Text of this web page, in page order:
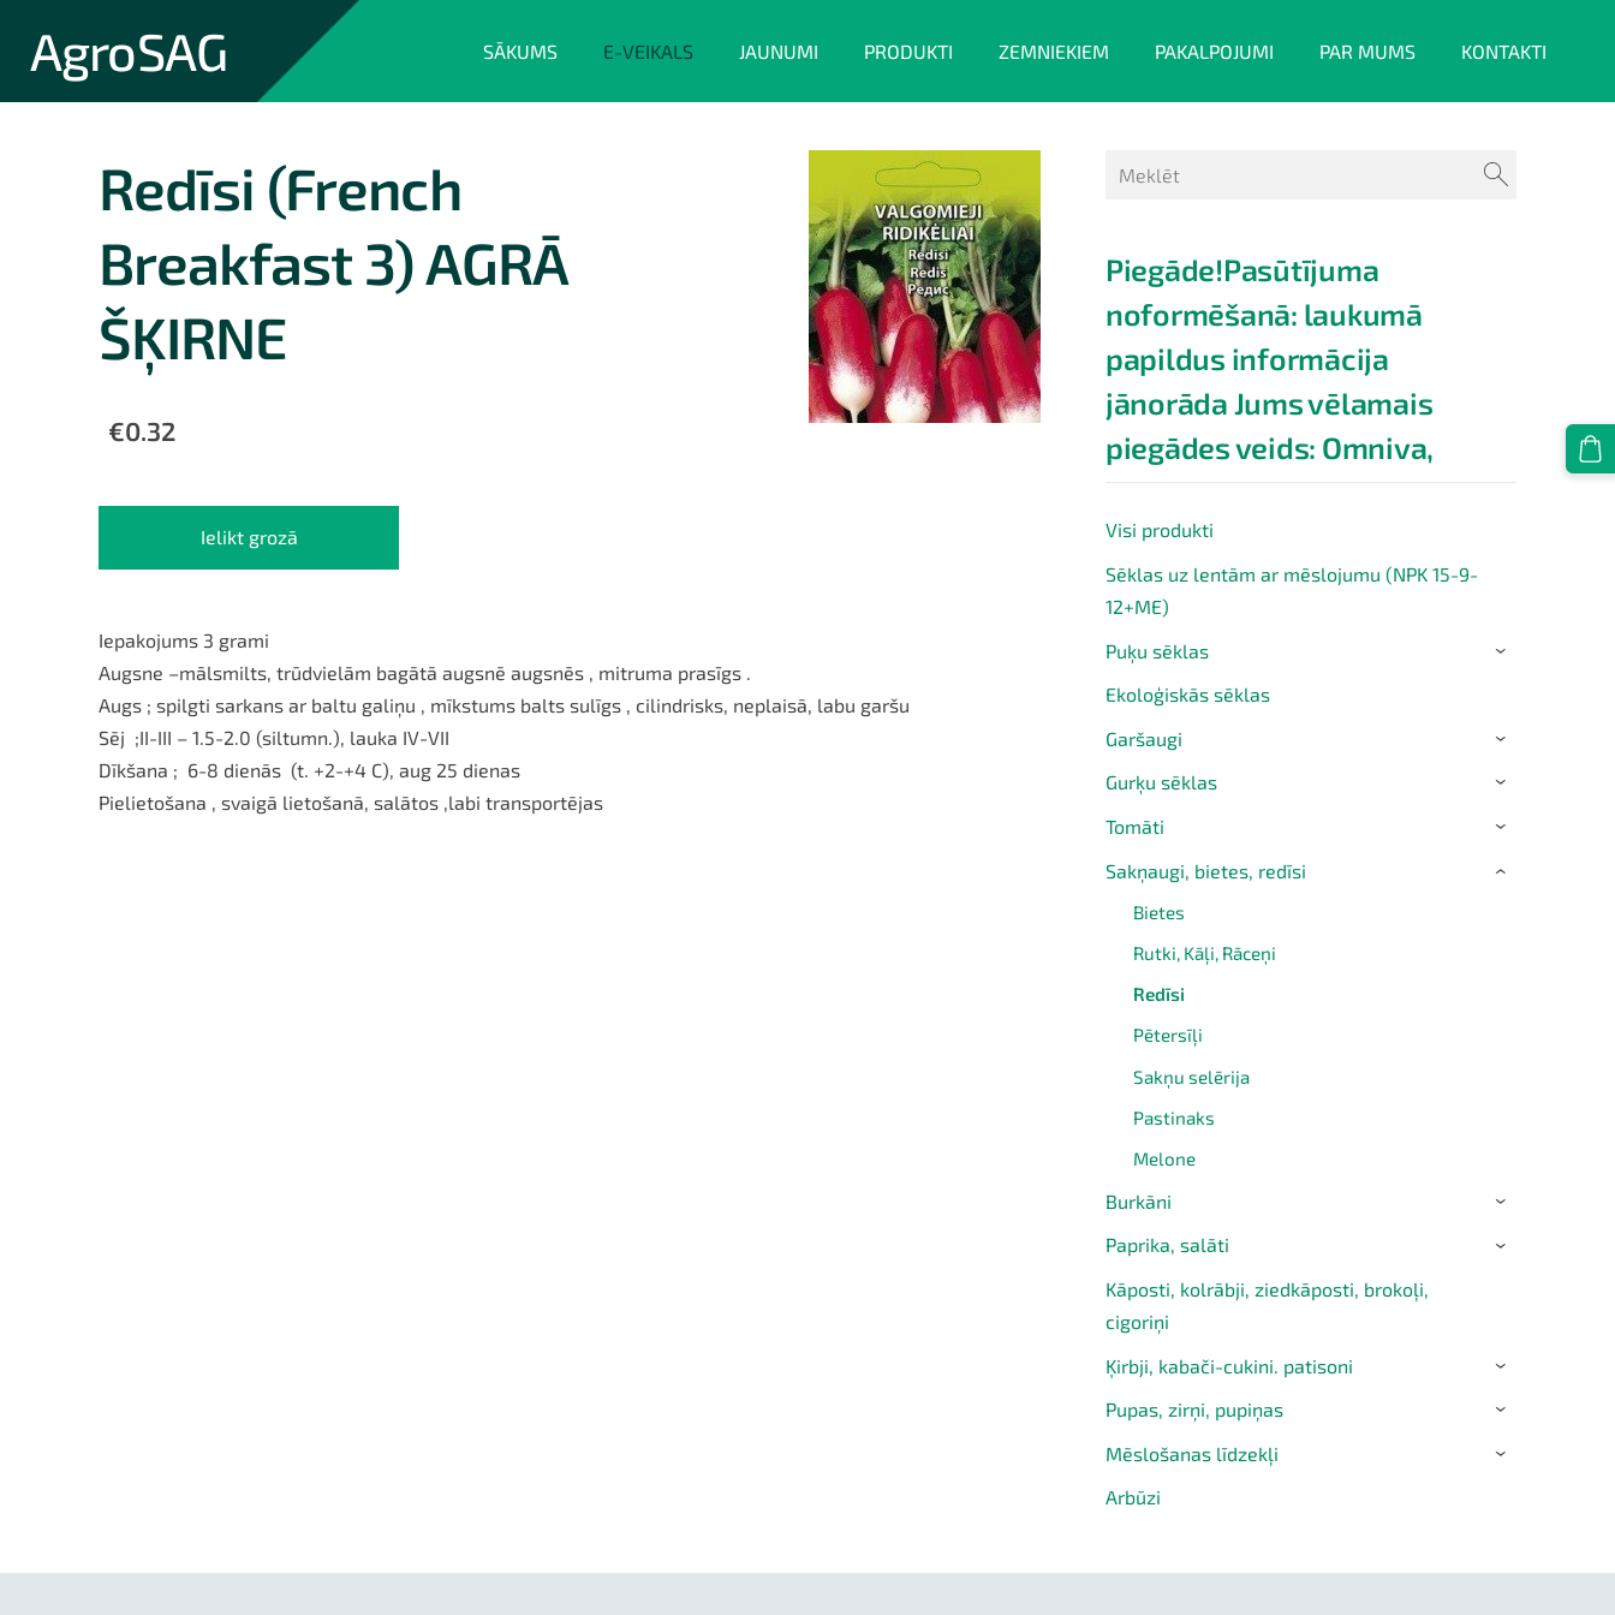
AgroSAG SĀKUMS E-VEIKALS JAUNUMI PRODUKTI ZEMNIEKIEM PAKALPOJUMI PAR MUMS KONTAKTI
Piegāde!Pasūtījuma
noformēšanā: laukumā
papildus informācija
jānorāda Jums vēlamais
piegādes veids: Omniva,
Visi produkti
Sēklas uz lentām ar mēslojumu (NPK 15-9-
12+ME)
Puķu sēklas
›
Ekoloģiskās sēklas
Garšaugi
›
Gurķu sēklas ›
Tomāti ›
Sakņaugi, bietes, redīsi
Bietes
Rutki, Kāļi, Rāceņi
Redīsi
Pētersīļi
Sakņu selērija
Pastinaks
Melone
›
Burkāni ›
Paprika, salāti ›
Kāposti, kolrābji, ziedkāposti, brokoļi,
cigoriņi
Ķirbji, kabači-cukini. patisoni
›
Pupas, zirņi, pupiņas ›
Mēslošanas līdzekļi ›
Arbūzi
Redīsi (French
Breakfast 3) AGRĀ
ŠĶIRNE
€0.32
Ielikt grozā
Iepakojums 3 grami
Augsne –mālsmilts, trūdvielām bagātā augsnē augsnēs , mitruma prasīgs .
Augs ; spilgti sarkans ar baltu galiņu , mīkstums balts sulīgs , cilindrisks, neplaisā, labu garšu
Sēj ;II-III – 1.5-2.0 (siltumn.), lauka IV-VII
Dīkšana ; 6-8 dienās (t. +2-+4 C), aug 25 dienas
Pielietošana , svaigā lietošanā, salātos ,labi transportējas